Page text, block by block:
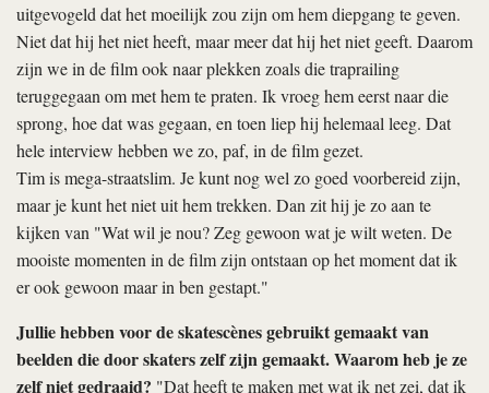
uitgevogeld dat het moeilijk zou zijn om hem diepgang te geven.
Niet dat hij het niet heeft, maar meer dat hij het niet geeft. Daarom
zijn we in de film ook naar plekken zoals die traprailing
teruggegaan om met hem te praten. Ik vroeg hem eerst naar die
sprong, hoe dat was gegaan, en toen liep hij helemaal leeg. Dat
hele interview hebben we zo, paf, in de film gezet.
Tim is mega-straatslim. Je kunt nog wel zo goed voorbereid zijn,
maar je kunt het niet uit hem trekken. Dan zit hij je zo aan te
kijken van "Wat wil je nou? Zeg gewoon wat je wilt weten. De
mooiste momenten in de film zijn ontstaan op het moment dat ik
er ook gewoon maar in ben gestapt."
Jullie hebben voor de skatescènes gebruikt gemaakt van
beelden die door skaters zelf zijn gemaakt. Waarom heb je ze
zelf niet gedraaid? "Dat heeft te maken met wat ik net zei, dat ik